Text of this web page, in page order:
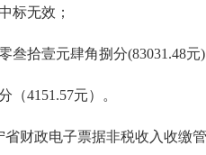
程四标段项目中标
零叁拾壹元肆角捌分
4151.57元）。
财政电子票据非税收入收